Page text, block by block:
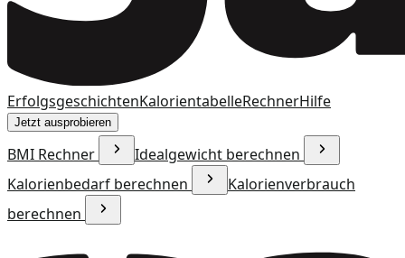
ErfolgsgeschichtenKalorientabelleRechnerHilfe
Jetzt ausprobieren
BMI Rechner
Idealgewicht berechnen
Kalorienbedarf berechnen
Kalorienverbrauch
berechnen